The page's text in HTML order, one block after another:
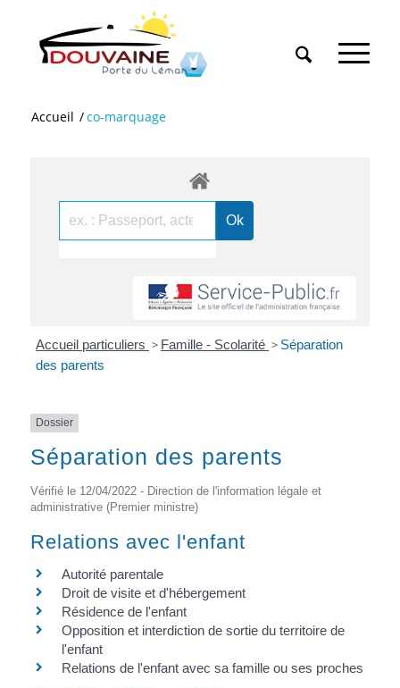
Accueil /co-marquage
Accueil particuliers > Famille - Scolarité > Séparation
des parents
Dossier
Séparation des parents
Vérifié le 12/04/2022 - Direction de l'information légale et
administrative (Premier ministre)
Relations avec l'enfant
Autorité parentale
Droit de visite et d'hébergement
Résidence de l'enfant
Opposition et interdiction de sortie du territoire de
l'enfant
Relations de l'enfant avec sa famille ou ses proches